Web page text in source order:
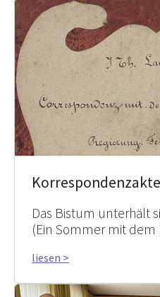
Das Bistum unterhält
(Ein Sommer mit dem
liesen >